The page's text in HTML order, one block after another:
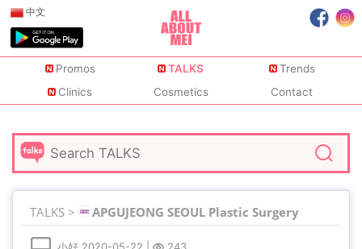
中文
Promos TALKS
Trends
Clinics
Cosmetics Contact
TALKS > APGUJEONG SEOUL Plastic Surgery